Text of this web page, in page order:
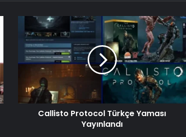
Callisto Protocol Türkçe Yaması
Yayınlandı